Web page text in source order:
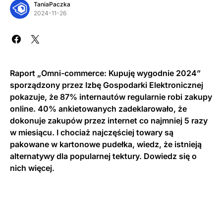
TaniaPaczka
2024-11-26
Raport „Omni-commerce: Kupuję wygodnie 2024”
sporządzony przez Izbę Gospodarki Elektronicznej
pokazuje, że 87% internautów regularnie robi zakupy
online. 40% ankietowanych zadeklarowało, że
dokonuje zakupów przez internet co najmniej 5 razy
w miesiącu. I chociaż najczęściej towary są
pakowane w kartonowe pudełka, wiedz, że istnieją
alternatywy dla popularnej tektury. Dowiedz się o
nich więcej.